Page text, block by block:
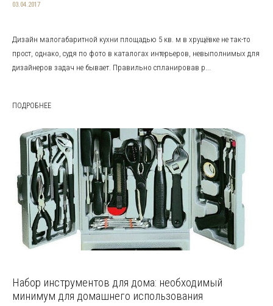
03.04.2017
Дизайн малогабаритной кухни площадью 5 кв. м в хрущёвке не так-то
прост, однако, судя по фото в каталогах интерьеров, невыполнимых для
дизайнеров задач не бывает. Правильно спланировав р...
ПОДРОБНЕЕ
Набор инструментов для дома: необходимый
минимум для домашнего использования